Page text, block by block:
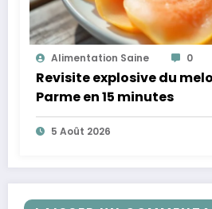
Alimentation Saine 0
Revisite explosive du
Parme en 15 minutes
5 Août 2026